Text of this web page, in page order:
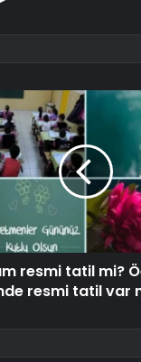
resmi tatil mi?
resmi tatil var